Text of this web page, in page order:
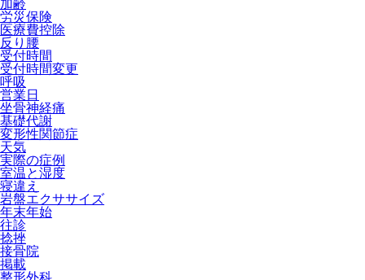
加齢
労災保険
医療費控除
反り腰
受付時間
受付時間変更
呼吸
営業日
坐骨神経痛
基礎代謝
変形性関節症
天気
実際の症例
室温と湿度
寝違え
岩盤エクササイズ
年末年始
往診
捻挫
接骨院
掲載
整形外科